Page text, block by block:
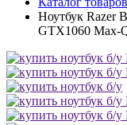
Ноутбук Razer
GTX1060 Max-